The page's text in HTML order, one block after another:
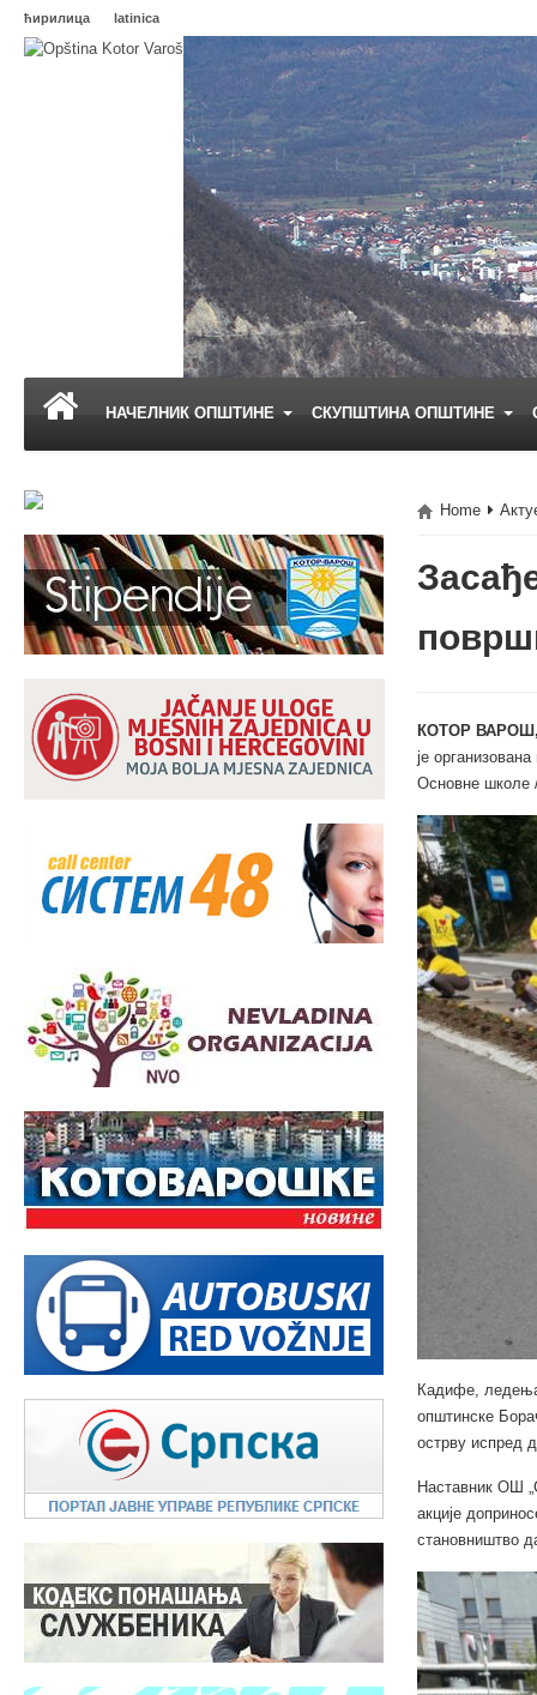
ћирилица latinica
НАЧЕЛНИК ОПШТИНЕ СКУПШТИНА ОПШТИНЕ
Home
КОТОР
је
Основне школе
Кадифе,
општинске
острву испред
Наставник ОШ
акције
становништво